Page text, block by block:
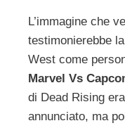
L’immagine che
testimonierebbe
West come
Marvel Vs
di Dead Rising
annunciato, ma